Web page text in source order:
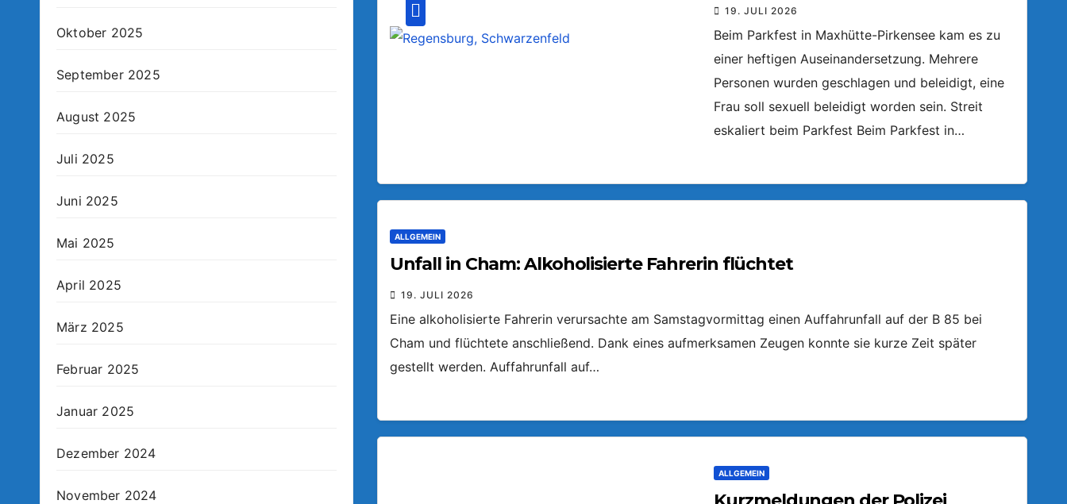
Oktober 2025
September 2025
August 2025
Juli 2025
Juni 2025
Mai 2025
April 2025
März 2025
Februar 2025
Januar 2025
Dezember 2024
November 2024
Parkfest
19. JULI 2026
Beim Parkfest in Maxhütte-Pirkensee kam es zu
einer heftigen Auseinandersetzung. Mehrere
Personen wurden geschlagen und beleidigt, eine
Frau soll sexuell beleidigt worden sein. Streit
eskaliert beim Parkfest Beim Parkfest in…
ALLGEMEIN
Unfall in Cham: Alkoholisierte Fahrerin flüchtet
19. JULI 2026
Eine alkoholisierte Fahrerin verursachte am Samstagvormittag einen Auffahrunfall auf der B 85 bei
Cham und flüchtete anschließend. Dank eines aufmerksamen Zeugen konnte sie kurze Zeit später
gestellt werden. Auffahrunfall auf…
ALLGEMEIN